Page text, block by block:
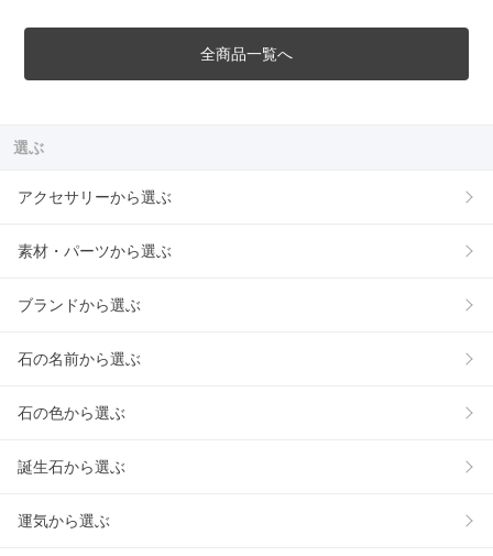
全商品一覧へ
選ぶ
アクセサリーから選ぶ
素材・パーツから選ぶ
ブランドから選ぶ
石の名前から選ぶ
石の色から選ぶ
誕生石から選ぶ
運気から選ぶ